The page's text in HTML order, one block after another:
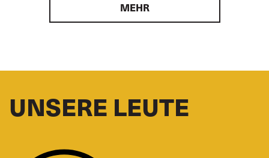
MEHR
UNSERE LEUTE